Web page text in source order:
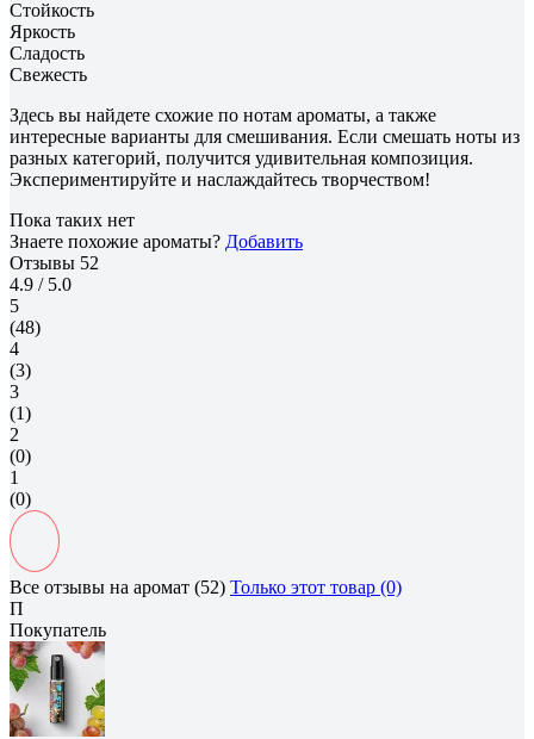
Стойкость
Яркость
Сладость
Свежесть
Здесь вы найдете схожие по нотам ароматы, а также
интересные варианты для смешивания. Если смешать ноты из
разных категорий, получится удивительная композиция.
Экспериментируйте и наслаждайтесь творчеством!
Пока таких нет
Знаете похожие ароматы? Добавить
Отзывы 52
4.9 / 5.0
5
(48)
4
(3)
3
(1)
2
(0)
1
(0)
Все отзывы на аромат (52) Только этот товар (0)
П
Покупатель